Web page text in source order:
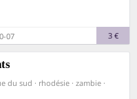
07 3 €
du sud · rhodésie · zambie ·